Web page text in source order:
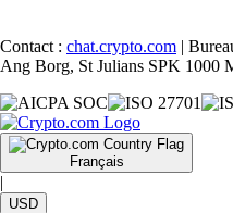
Contact : chat.crypto.com |
Ang Borg, St Julians SPK 1000
Français
|
USD